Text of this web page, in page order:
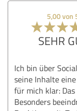
5,00 von
SEHR
Ich bin über
seine Inhalte
für mich klar:
Besonders